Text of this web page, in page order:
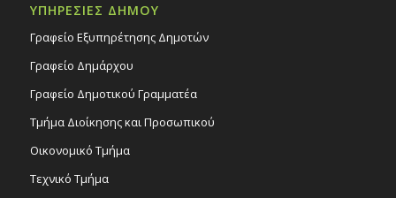
ΥΠΗΡΕΣΙΕΣ ΔΗΜΟΥ
Γραφείο Εξυπηρέτησης Δημοτών
Γραφείο Δημάρχου
Γραφείο Δημοτικού Γραμματέα
Τμήμα Διοίκησης και Προσωπικού
Οικονομικό Τμήμα
Τεχνικό Τμήμα